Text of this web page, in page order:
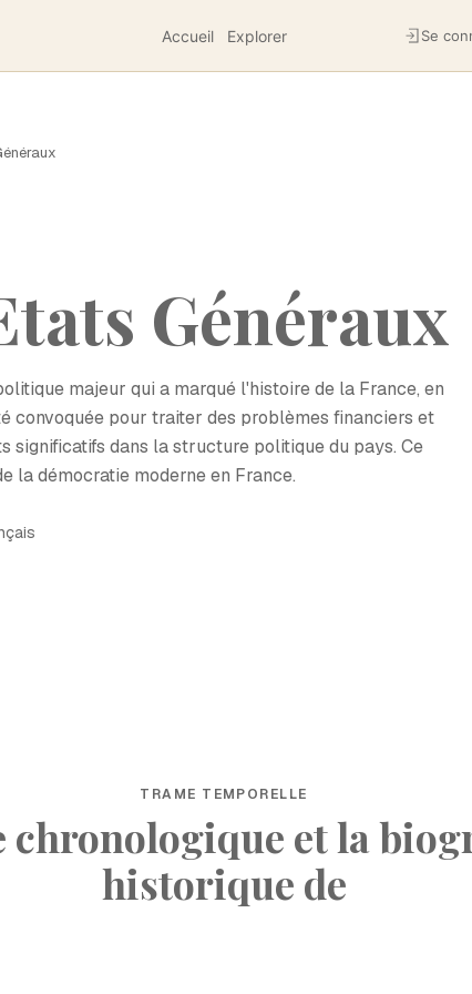
Accueil Explorer Se
Généraux
majeur qui a marqué l'histoire de la France, en
convoquée pour traiter des problèmes financiers et
significatifs dans la structure politique du pays. Ce
la démocratie moderne en France.
TRAME TEMPORELLE
chronologique et la
historique de